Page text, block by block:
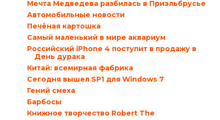
Мечта Медведева разбилась в Приэльбрусье
Автомобильные новости
Печёная картошка
Самый маленький в мире аквариум
Российский iPhone 4 поступит в продажу в
День дурака
Китай: всемирная фабрика
Сегодня вышел SP1 для Windows 7
Гений смеха
Барбосы
Книжное творчество Robert The